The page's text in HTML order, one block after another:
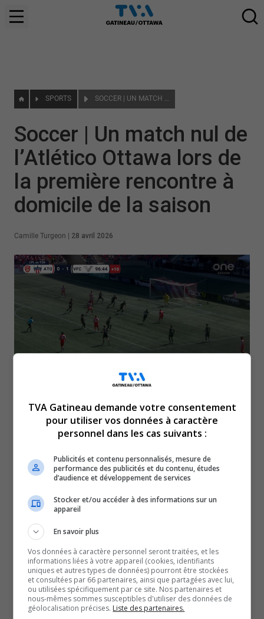
SPORTS SOCCER | UN MATCH NUL DE L’ATLÉTICO OTTAWA LORS DE LA PREMIÈRE RENCONTRE À DOMICILE DE LA SAISON
Soccer | Un match nul de
l’Atlético Ottawa lors de
la première rencontre à
domicile de la saison
Camille Turgeon 28 avril 2026
Dans ce match opposant l’Atlético Ottawa et le
Vancouver FC, tout semblait se diriger vers une
Or, sept minutes supplémentaires ont été jouées pour
compenser pour les arrêts de jeu, et c’est dans les
dernières secondes de ces minutes qu’Emiliano Garcia a
marqué pour établir l’égalité.
En quatre matchs cette saison, Ottawa a seulement une
victoire.
À lire aussi :
L’Atlético Ottawa de retour devant leurs partisans
LNH | Après le balayage en quatre rencontres, le bilan
de fin de saison des Sénateurs
TVA Gatineau demande votre consentement
pour utiliser vos données à caractère
personnel dans les cas suivants :
Publicités et contenu personnalisés, mesure de
performance des publicités et du contenu, études
d’audience et développement de services
Stocker et/ou accéder à des informations sur un
appareil
En savoir plus
Vos données à caractère personnel seront traitées, et les
informations liées à votre appareil (cookies, identifiants
uniques et autres types de données) pourront être stockées
et consultées par 66 partenaires, ainsi que partagées avec lui,
ou utilisées spécifiquement par ce site. Nos partenaires et
nous-mêmes sommes susceptibles d'utiliser des données de
géolocalisation précises. Liste des partenaires.